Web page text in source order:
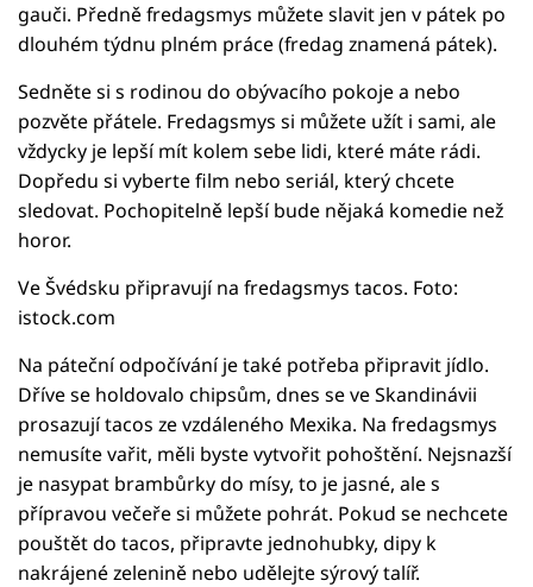
gauči. Předně fredagsmys můžete slavit jen v pátek po
dlouhém týdnu plném práce (fredag znamená pátek).
Sedněte si s rodinou do obývacího pokoje a nebo
pozvěte přátele. Fredagsmys si můžete užít i sami, ale
vždycky je lepší mít kolem sebe lidi, které máte rádi.
Dopředu si vyberte film nebo seriál, který chcete
sledovat. Pochopitelně lepší bude nějaká komedie než
horor.
Ve Švédsku připravují na fredagsmys tacos. Foto:
istock.com
Na páteční odpočívání je také potřeba připravit jídlo.
Dříve se holdovalo chipsům, dnes se ve Skandinávii
prosazují tacos ze vzdáleného Mexika. Na fredagsmys
nemusíte vařit, měli byste vytvořit pohoštění. Nejsnazší
je nasypat brambůrky do mísy, to je jasné, ale s
přípravou večeře si můžete pohrát. Pokud se nechcete
pouštět do tacos, připravte jednohubky, dipy k
nakrájené zelenině nebo udělejte sýrový talíř.